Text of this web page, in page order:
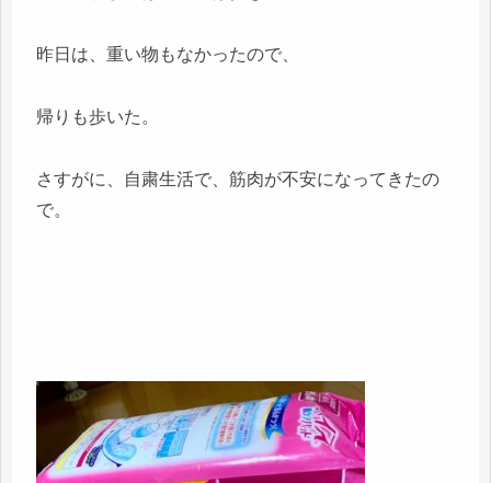
昨日は、重い物もなかったので、
帰りも歩いた。
さすがに、自粛生活で、筋肉が不安になってきたの
で。